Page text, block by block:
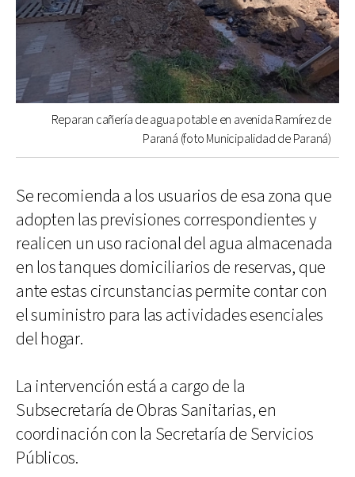
Reparan cañería de agua potable en avenida Ramírez de
Paraná (foto Municipalidad de Paraná)
Se recomienda a los usuarios de esa zona que
adopten las previsiones correspondientes y
realicen un uso racional del agua almacenada
en los tanques domiciliarios de reservas, que
ante estas circunstancias permite contar con
el suministro para las actividades esenciales
del hogar.
La intervención está a cargo de la
Subsecretaría de Obras Sanitarias, en
coordinación con la Secretaría de Servicios
Públicos.